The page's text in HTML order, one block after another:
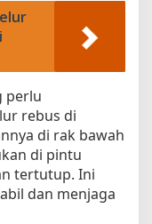
perlu
rebus di
di rak bawah
di pintu
tertutup. Ini
dan menjaga